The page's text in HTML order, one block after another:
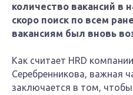
количество вакансий в
скоро поиск по всем
вакансиям был вновь
Как считает HRD
Серебренникова, важная
заключается в том,